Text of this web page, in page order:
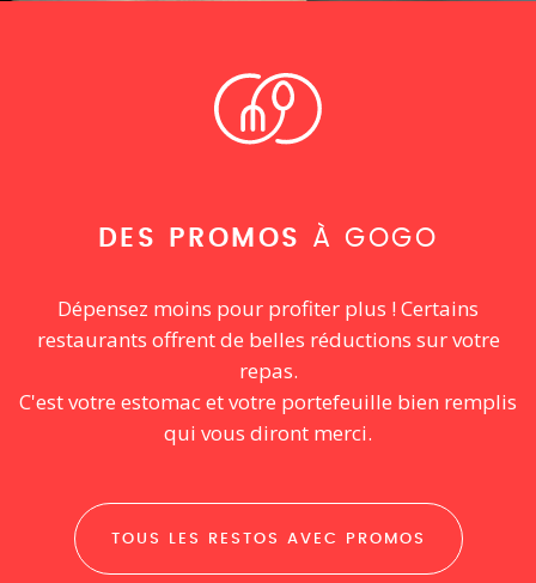
DES PROMOS À GOGO
Dépensez moins pour profiter plus ! Certains
restaurants offrent de belles réductions sur votre
repas.
C'est votre estomac et votre portefeuille bien remplis
qui vous diront merci.
TOUS LES RESTOS AVEC PROMOS